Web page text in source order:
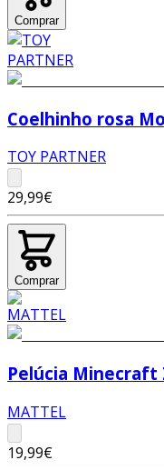
Comprar
Coelhinho rosa
TOY PARTNER
29,99€
Comprar
Pelúcia Minecraft
MATTEL
19,99€